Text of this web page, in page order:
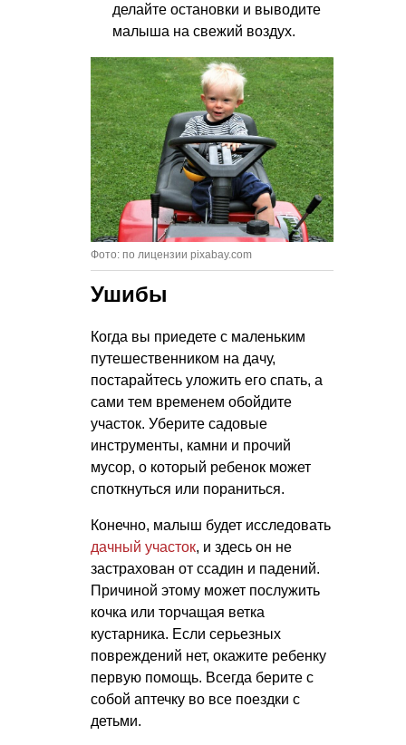
делайте остановки и выводите
малыша на свежий воздух.
Фото: по лицензии pixabay.com
Ушибы
Когда вы приедете с маленьким
путешественником на дачу,
постарайтесь уложить его спать, а
сами тем временем обойдите
участок. Уберите садовые
инструменты, камни и прочий
мусор, о который ребенок может
споткнуться или пораниться.
Конечно, малыш будет исследовать
дачный участок, и здесь он не
застрахован от ссадин и падений.
Причиной этому может послужить
кочка или торчащая ветка
кустарника. Если серьезных
повреждений нет, окажите ребенку
первую помощь. Всегда берите с
собой аптечку во все поездки с
детьми.